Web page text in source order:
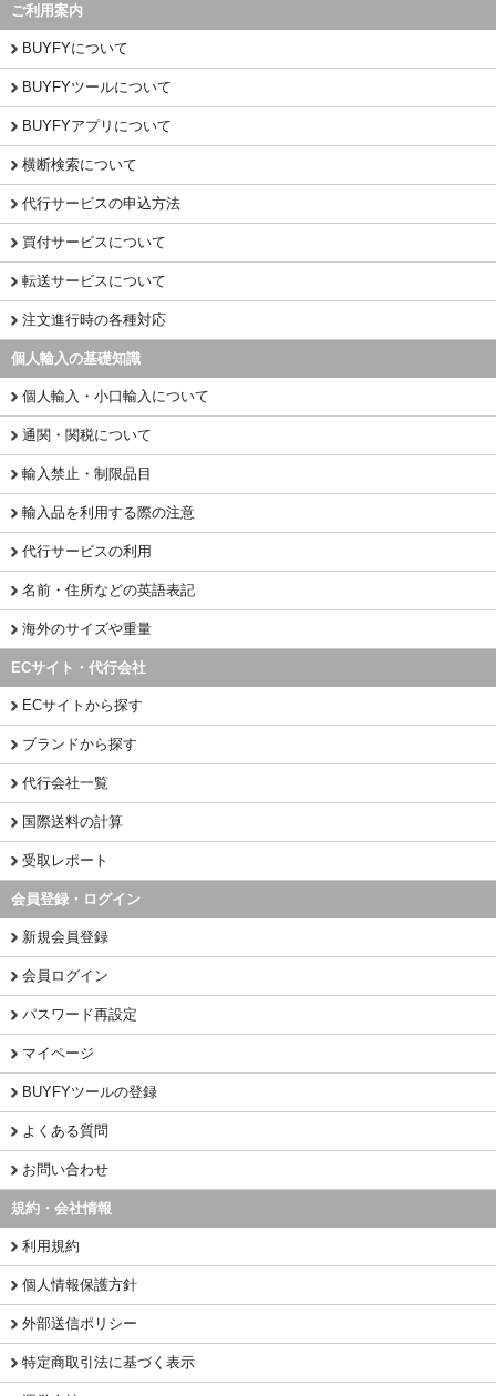
ご利用案内
BUYFYについて
BUYFYツールについて
BUYFYアプリについて
横断検索について
代行サービスの申込方法
買付サービスについて
転送サービスについて
注文進行時の各種対応
個人輸入の基礎知識
個人輸入・小口輸入について
通関・関税について
輸入禁止・制限品目
輸入品を利用する際の注意
代行サービスの利用
名前・住所などの英語表記
海外のサイズや重量
ECサイト・代行会社
ECサイトから探す
ブランドから探す
代行会社一覧
国際送料の計算
受取レポート
会員登録・ログイン
新規会員登録
会員ログイン
パスワード再設定
マイページ
BUYFYツールの登録
よくある質問
お問い合わせ
規約・会社情報
利用規約
個人情報保護方針
外部送信ポリシー
特定商取引法に基づく表示